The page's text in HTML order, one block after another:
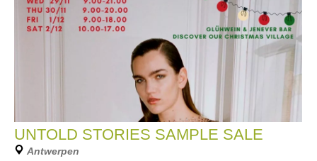
UNTOLD STORIES SAMPLE SALE
Antwerpen